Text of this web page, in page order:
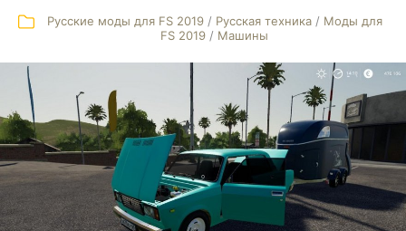
Русские моды для FS 2019/ Русская техника/ Моды для
FS 2019 / Машины